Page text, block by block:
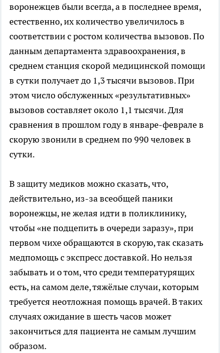
воронежцев были всегда, а в последнее время,
естественно, их количество увеличилось в
соответствии с ростом количества вызовов. По
данным департамента здравоохранения, в
среднем станция скорой медицинской помощи
в сутки получает до 1,3 тысячи вызовов. При
этом число обслуженных «результативных»
вызовов составляет около 1,1 тысячи. Для
сравнения в прошлом году в январе-феврале в
скорую звонили в среднем по 990 человек в
сутки.
В защиту медиков можно сказать, что,
действительно, из-за всеобщей паники
воронежцы, не желая идти в поликлинику,
чтобы «не подцепить в очереди заразу», при
первом чихе обращаются в скорую, так сказать
медпомощь с экспресс доставкой. Но нельзя
забывать и о том, что среди температурящих
есть, на самом деле, тяжёлые случаи, которым
требуется неотложная помощь врачей. В таких
случаях ожидание в шесть часов может
закончиться для пациента не самым лучшим
образом.